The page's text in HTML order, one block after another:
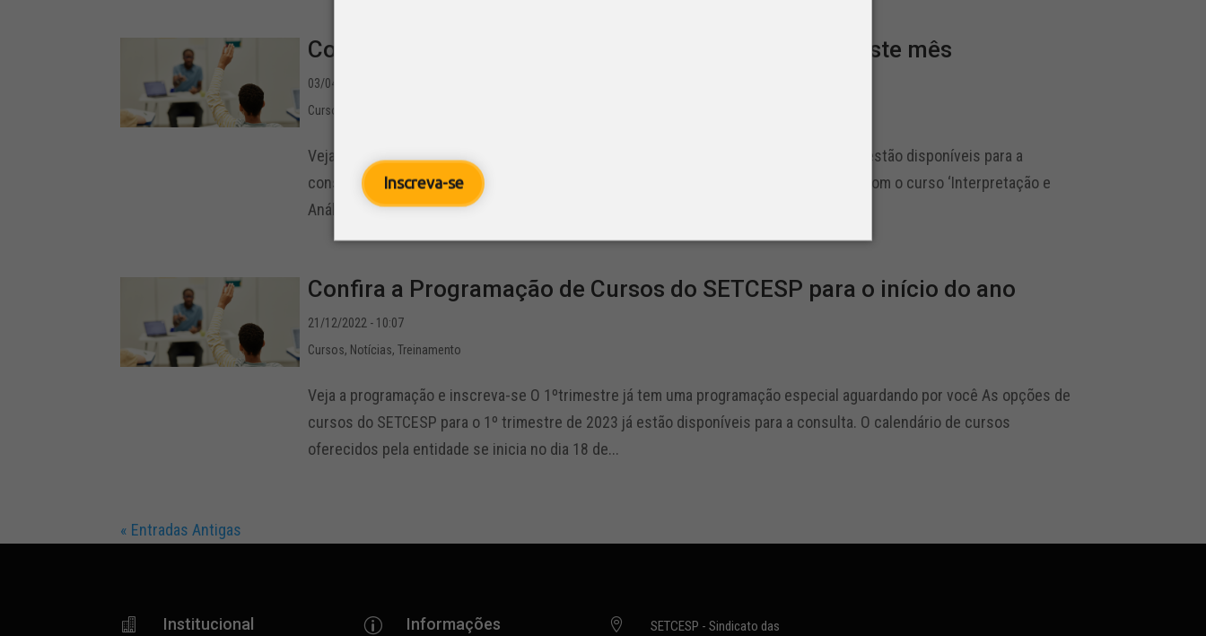
Inscreva-se
Confira a programação de cursos do SETCESP para este mês
03/04/2023 - 12:06
Cursos
Veja a programação e inscreva-se As opções de cursos do SETCESP para este mês já estão disponíveis para a
consulta. O calendário de cursos oferecidos pela entidade se inicia no dia 13 de abril, com o curso ‘Interpretação e
Análise de acidentes de...
Confira a Programação de Cursos do SETCESP para o início do ano
21/12/2022 - 10:07
Cursos, Notícias,Treinamento
Veja a programação e inscreva-se O 1ºtrimestre já tem uma programação especial aguardando por você As opções de
cursos do SETCESP para o 1º trimestre de 2023 já estão disponíveis para a consulta. O calendário de cursos
oferecidos pela entidade se inicia no dia 18 de...
« Entradas Antigas
 Institucional p Informações 
SETCESP - Sindicato das